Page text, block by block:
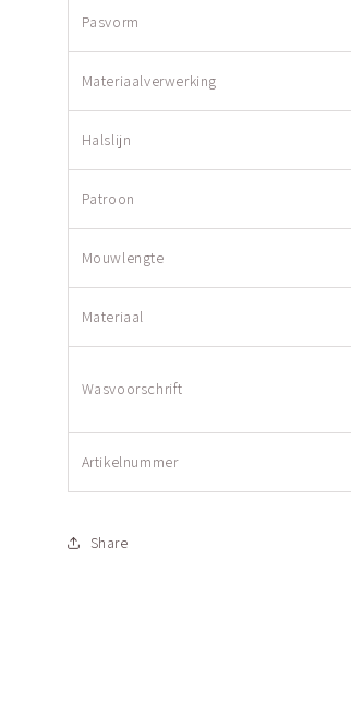
Pasvorm
Materiaalverwerking
Halslijn
Patroon
Mouwlengte
Materiaal
Wasvoorschrift
Artikelnummer
Share